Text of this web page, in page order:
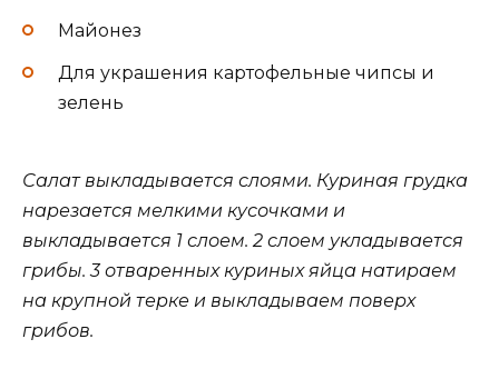
Майонез
Для украшения картофельные чипсы и
зелень
Салат выкладывается слоями. Куриная грудка
нарезается мелкими кусочками и
выкладывается 1 слоем. 2 слоем укладывается
грибы. 3 отваренных куриных яйца натираем
на крупной терке и выкладываем поверх
грибов.